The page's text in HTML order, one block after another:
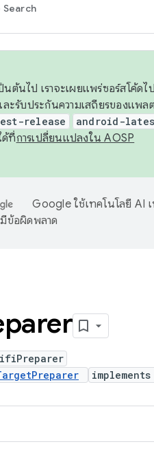
ต้นไป เราจะเผยแพร่ซอร์สโค้ด
ะรับประกันความเสถียรของแพล
release android-
ด้ที่การเปลี่ยนแปลงใน AOSP
Google ใช้เทคโนโลยี AI
ข้อผิดพลาด